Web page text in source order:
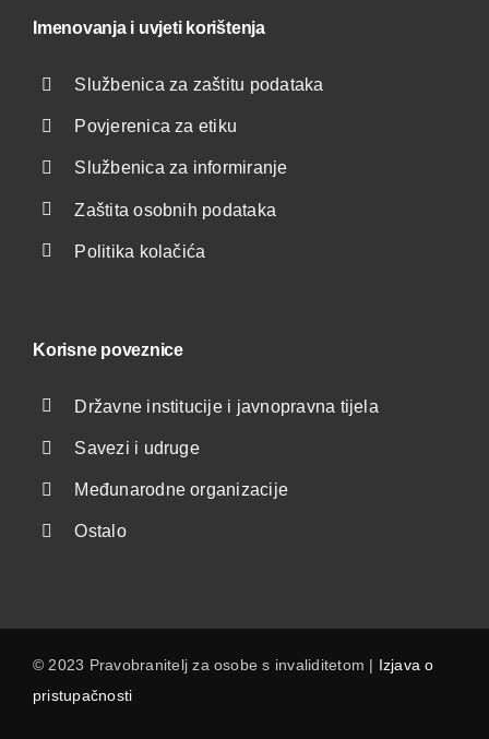
Imenovanja i uvjeti korištenja
Službenica za zaštitu podataka
Povjerenica za etiku
Službenica za informiranje
Zaštita osobnih podataka
Politika kolačića
Korisne poveznice
Državne institucije i javnopravna tijela
Savezi i udruge
Međunarodne organizacije
Ostalo
© 2023 Pravobranitelj za osobe s invaliditetom | Izjava o
pristupačnosti